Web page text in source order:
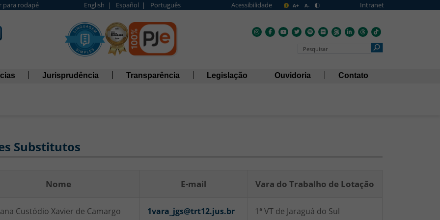
para rodapé English | Español | Português Acessibilidade A+ A- Intranet
Pesquisar no Portal
Jurisprudência Transparência Legislação Ouvidoria Contato
Substitutos
Nome E-mail Vara do Trabalho de Lotação
Custódio Xavier de Camargo 1vara_jgs@trt12.jus.br 1ª VT de Jaraguá do Sul